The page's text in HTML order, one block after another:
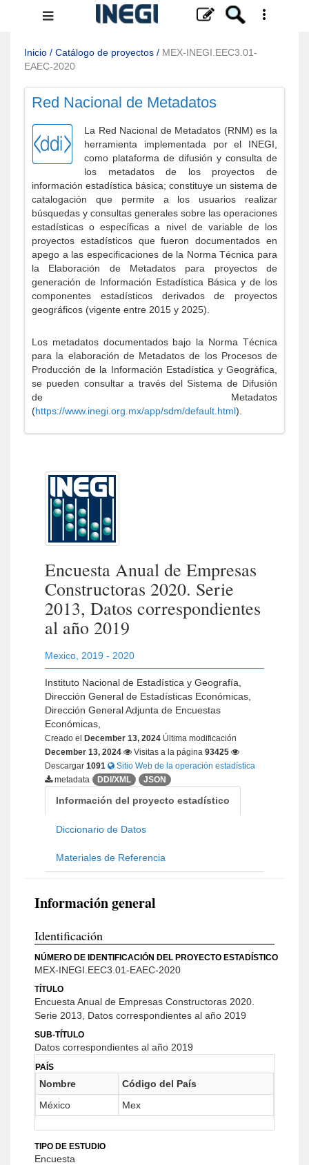
Menú
navegación
Inicio / Catálogo de proyectos / MEX-INEGI.EEC3.01-
EAEC-2020
Red Nacional de Metadatos
La Red Nacional de Metadatos (RNM) es la
herramienta implementada por el INEGI,
como plataforma de difusión y consulta de
los metadatos de los proyectos de
información estadística básica; constituye un sistema de
catalogación que permite a los usuarios realizar
búsquedas y consultas generales sobre las operaciones
estadísticas o específicas a nivel de variable de los
proyectos estadísticos que fueron documentados en
apego a las especificaciones de la Norma Técnica para
la Elaboración de Metadatos para proyectos de
generación de Información Estadística Básica y de los
componentes estadísticos derivados de proyectos
geográficos (vigente entre 2015 y 2025).
Los metadatos documentados bajo la Norma Técnica
para la elaboración de Metadatos de los Procesos de
Producción de la Información Estadística y Geográfica,
se pueden consultar a través del Sistema de Difusión
de Metadatos
(https://www.inegi.org.mx/app/sdm/default.html).
Encuesta Anual de Empresas
Constructoras 2020. Serie
2013, Datos correspondientes
al año 2019
Mexico 2019 - 2020
Instituto Nacional de Estadística y Geografía,
Dirección General de Estadísticas Económicas,
Dirección General Adjunta de Encuestas
Económicas,
Creado el December 13, 2024 Última modificación
December 13, 2024
Visitas a la página 93425
Descargar 1091
Sitio Web de la operación estadística
metadata
DDI/XML JSON
Información del proyecto estadístico
Diccionario de Datos
Materiales de Referencia
Información general
Identificación
NÚMERO DE IDENTIFICACIÓN DEL PROYECTO ESTADÍSTICO
MEX-INEGI.EEC3.01-EAEC-2020
TÍTULO
Encuesta Anual de Empresas Constructoras 2020.
Serie 2013, Datos correspondientes al año 2019
SUB-TÍTULO
Datos correspondientes al año 2019
PAÍS
Nombre
Código del País
México
Mex
TIPO DE ESTUDIO
Encuesta